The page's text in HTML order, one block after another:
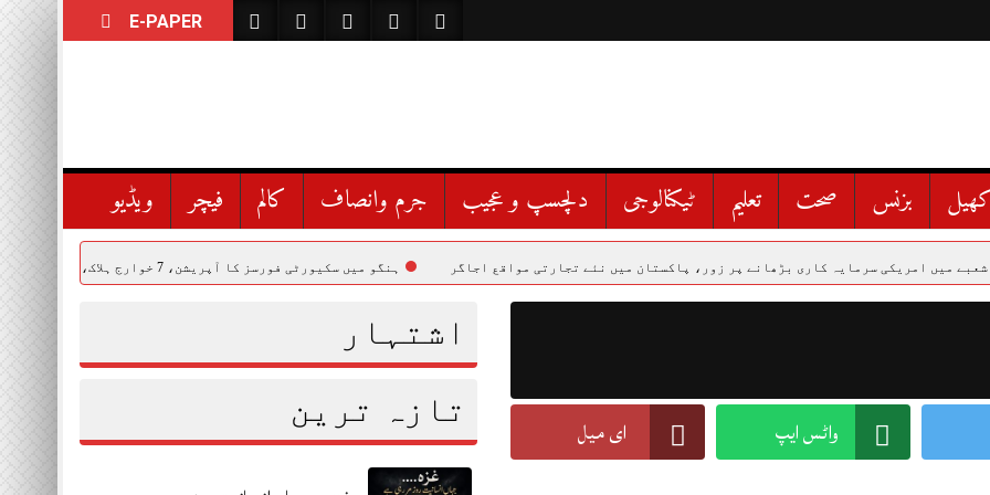
E-PAPER
بزنس صحت تعلیم ٹیکنالوجی دلچسپ و عجیب جرم وانصاف کالم فیچر ویڈیو
سرمایہ کاری بڑھانے پر زور، پاکستان میں نئے تجارتی مواقع اجاگر ہنگو میں سکیورٹی فورسز کا آپریشن، 7 خوارج ہلاک، کیپٹن حمزہ شہید
اشتہار
تازہ ترین
واٹس ایپ ای میل